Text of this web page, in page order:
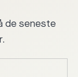
Denmark
de seneste